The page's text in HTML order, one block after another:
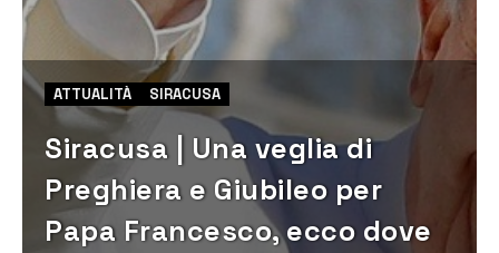
ATTUALITÀ SIRACUSA
Siracusa | Una veglia di
Preghiera e Giubileo per
Papa Francesco, ecco dove